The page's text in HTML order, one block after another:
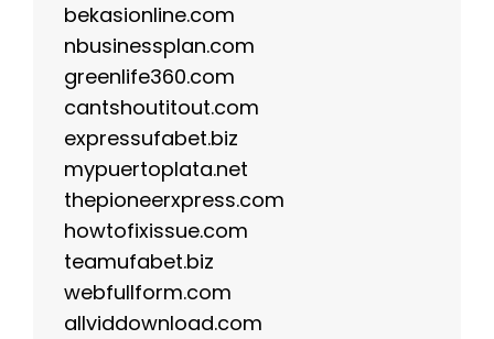
bekasionline.com
nbusinessplan.com
greenlife360.com
cantshoutitout.com
expressufabet.biz
mypuertoplata.net
thepioneerxpress.com
howtofixissue.com
teamufabet.biz
webfullform.com
allviddownload.com